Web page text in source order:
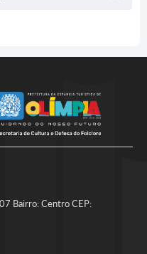
Bairro: Centro CEP: